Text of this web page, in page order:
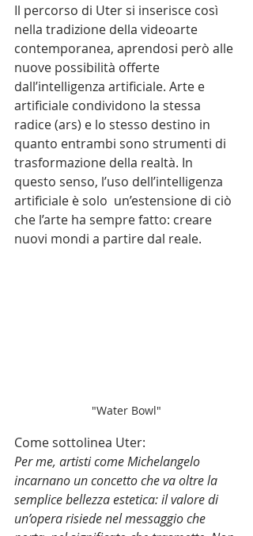
Il percorso di Uter si inserisce così
nella tradizione della videoarte
contemporanea, aprendosi però alle
nuove possibilità offerte
dall’intelligenza artificiale. Arte e
artificiale condividono la stessa
radice (ars) e lo stesso destino in
quanto entrambi sono strumenti di
trasformazione della realtà. In
questo senso, l’uso dell’intelligenza
artificiale è solo  un’estensione di ciò
che l’arte ha sempre fatto: creare
nuovi mondi a partire dal reale.
"Water Bowl"
Come sottolinea Uter:
Per me, artisti come Michelangelo
incarnano un concetto che va oltre la
semplice bellezza estetica: il valore di
un’opera risiede nel messaggio che